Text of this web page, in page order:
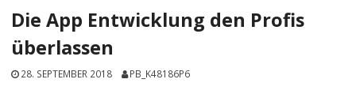
Die App Entwicklung den Profis
überlassen
28. SEPTEMBER 2018 PB_K48186P6